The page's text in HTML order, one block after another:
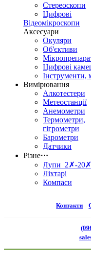
Стереоскопи
Цифрові
Відеомікроскопи
Аксесуари
Окуляри
Об'єктиви
Цифрові
Інструменти,
Вимірювання
Алкотестери
Метеостанції
Анемометри
Термометри,
гігрометри
Барометри
Датчики
Різне⋯
Лупи 2✗-20✗
Ліхтарі
Компаси
Контакти